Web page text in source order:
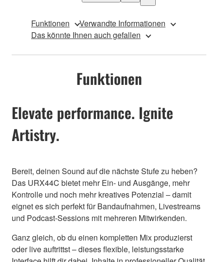
Funktionen
Verwandte Informationen
Das könnte Ihnen auch gefallen
Funktionen
Elevate performance. Ignite
Artistry.
Bereit, deinen Sound auf die nächste Stufe zu heben?
Das URX44C bietet mehr Ein- und Ausgänge, mehr
Kontrolle und noch mehr kreatives Potenzial – damit
eignet es sich perfekt für Bandaufnahmen, Livestreams
und Podcast-Sessions mit mehreren Mitwirkenden.
Ganz gleich, ob du einen kompletten Mix produzierst
oder live auftrittst – dieses flexible, leistungsstarke